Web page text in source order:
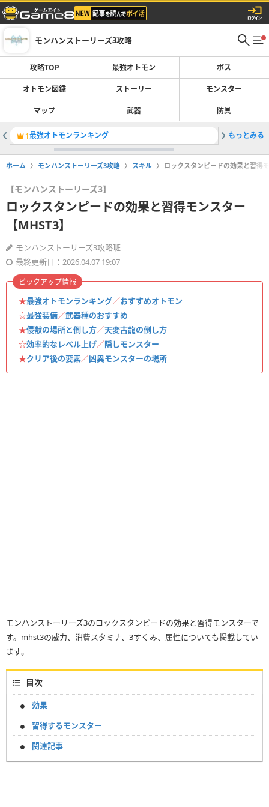
モンハンストーリーズ3攻略
攻略TOP 最強オトモン ボス
オトモン図鑑 ストーリー モンスター
マップ 武器 防具
1最強オトモンランキング 2ナルガ
もっとみる
ホーム モンハンストーリーズ3攻略 スキル ロックスタンピードの効果と習得
【モンハンストーリーズ3】
ロックスタンピードの効果と習得モンスター
【MHST3】
モンハンストーリーズ3攻略班
最終更新日：2026.04.07 19:07
★最強オトモンランキング／おすすめオトモン
☆最強装備／武器種のおすすめ
★侵獣の場所と倒し方／天変古龍の倒し方
☆効率的なレベル上げ／隠しモンスター
★クリア後の要素／凶異モンスターの場所
ピックアップ情報
モンハンストーリーズ3のロックスタンピードの効果と習得モンスターで
す。mhst3の威力、消費スタミナ、3すくみ、属性についても掲載してい
ます。
目次
効果
習得するモンスター
関連記事